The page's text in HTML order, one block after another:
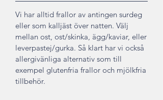
Vi har alltid frallor av antingen surdeg
eller som kalljäst över natten. Välj
mellan ost, ost/skinka, ägg/kaviar, eller
leverpastej/gurka. Så klart har vi också
allergivänliga alternativ som till
exempel glutenfria frallor och mjölkfria
tillbehör.